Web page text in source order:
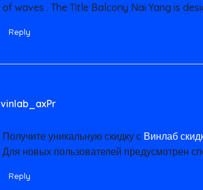
of waves . The Title Balcony Nai Yang is
Reply
vinlab_axPr
Получите уникальную скидку с Винлаб
Для новых пользователей предусмотрен
Reply